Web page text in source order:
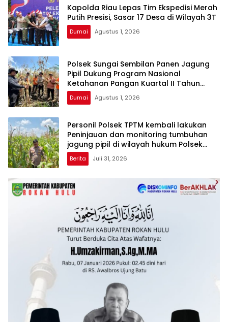
Kapolda Riau Lepas Tim Ekspedisi Merah
Putih Presisi, Sasar 17 Desa di Wilayah 3T
Dumai Agustus 1, 2026
Polsek Sungai Sembilan Panen Jagung
Pipil Dukung Program Nasional
Ketahanan Pangan Kuartal II Tahun
2026
Dumai Agustus 1, 2026
Personil Polsek TPTM kembali lakukan
Peninjauan dan monitoring tumbuhan
jagung pipil di wilayah hukum Polsek
TPTM
Berita Juli 31, 2026